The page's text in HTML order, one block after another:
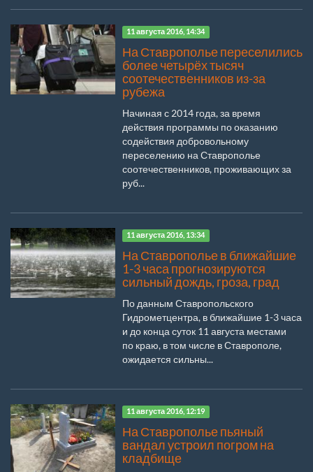
11 августа 2016, 14:34
На Ставрополье переселились
более четырёх тысяч
соотечественников из-за
рубежа
Начиная с 2014 года, за время
действия программы по оказанию
содействия добровольному
переселению на Ставрополье
соотечественников, проживающих за
руб...
11 августа 2016, 13:34
На Ставрополье в ближайшие
1-3 часа прогнозируются
сильный дождь, гроза, град
По данным Ставропольского
Гидрометцентра, в ближайшие 1-3 часа
и до конца суток 11 августа местами
по краю, в том числе в Ставрополе,
ожидается сильны...
11 августа 2016, 12:19
На Ставрополье пьяный
вандал устроил погром на
кладбище